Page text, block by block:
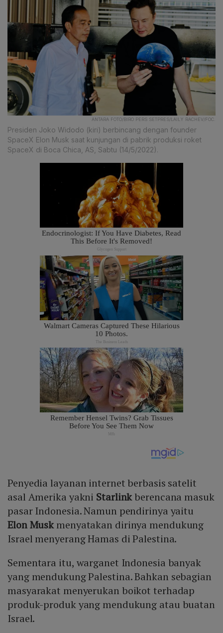
ANTARA FOTO/BIRO PERS SETPRES/LAILY RACHEV/FOC.
Presiden Joko Widodo (kiri) berbincang dengan founder
SpaceX Elon Musk saat kunjungan di pabrik produksi roket
SpaceX di Boca Chica, AS, Sabtu (14/5/2022).
Penyedia layanan internet berbasis satelit
asal Amerika yakni Starlinkberencana masuk
pasar Indonesia. Namun pendirinya yaitu
Elon Muskmenyatakan dirinya mendukung
Israel menyerang Hamas di Palestina.
Sementara itu, warganet Indonesia banyak
yang mendukung Palestina. Bahkan sebagian
masyarakat menyerukan boikot terhadap
produk-produk yang mendukung atau buatan
Israel.